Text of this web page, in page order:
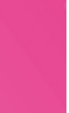
(M/W/D)
Handels
GmbH & Co.